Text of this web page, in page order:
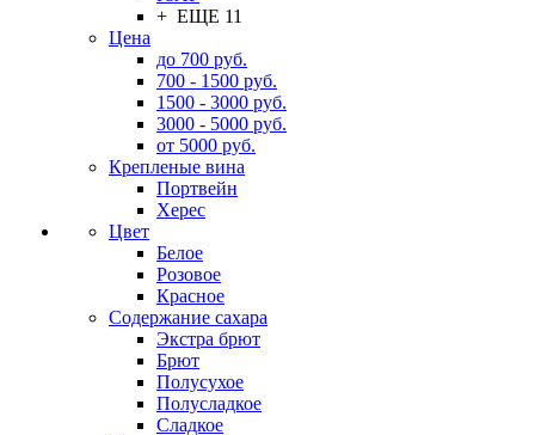
+ ЕЩЕ 11
Цена
до 700 руб.
700 - 1500 руб.
1500 - 3000 руб.
3000 - 5000 руб.
от 5000 руб.
Крепленые вина
Портвейн
Херес
Цвет
Белое
Розовое
Красное
Содержание сахара
Экстра брют
Брют
Полусухое
Полусладкое
Сладкое